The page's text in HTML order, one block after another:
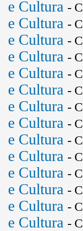
Cultura -
Cultura -
Cultura -
Cultura -
Cultura -
Cultura -
Cultura -
Cultura -
Cultura -
Cultura -
Cultura -
Cultura -
Cultura -
Cultura -